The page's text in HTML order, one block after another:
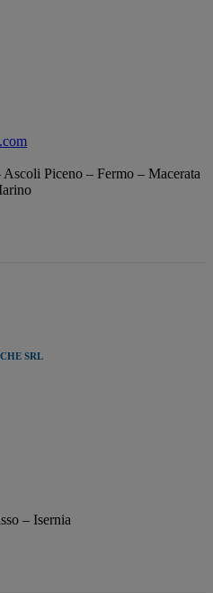
Piceno – Fermo – Macerata
SRL
– Isernia